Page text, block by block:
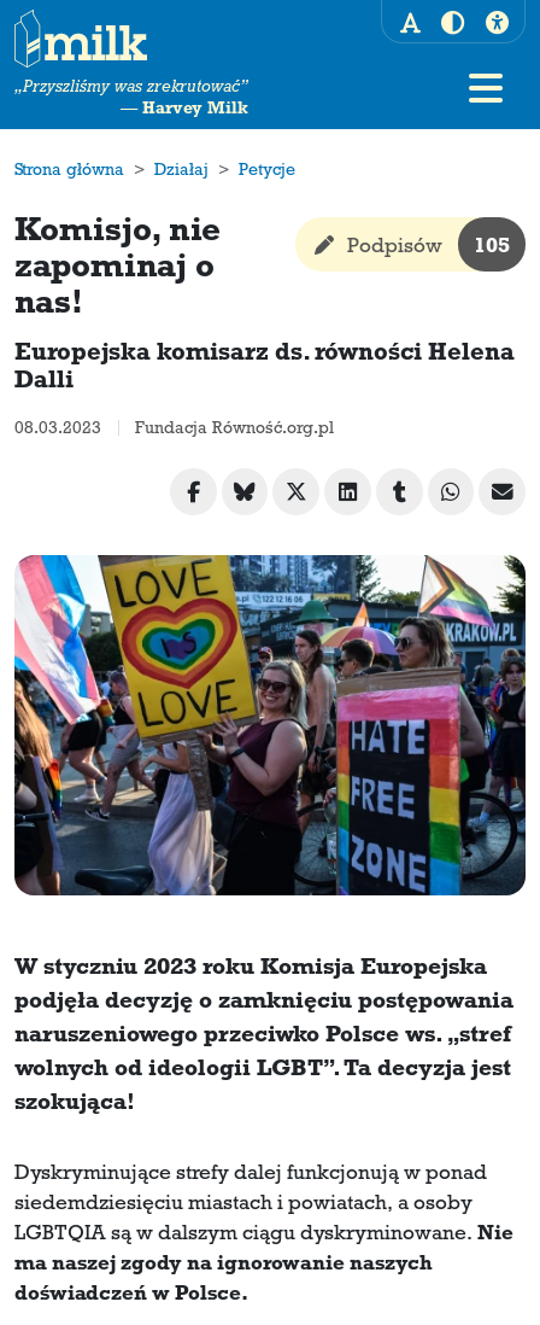
„Przyszliśmy was zrekrutować”
— Harvey Milk
Strona główna Działaj Petycje
Podpisów 105
Komisjo, nie
zapominaj o
nas!
Europejska komisarz ds. równości Helena
Dalli
08.03.2023 Fundacja Równość.org.pl
W styczniu 2023 roku Komisja Europejska
podjęła decyzję o zamknięciu postępowania
naruszeniowego przeciwko Polsce ws. „stref
wolnych od ideologii LGBT”. Ta decyzja jest
szokująca!
Dyskryminujące strefy dalej funkcjonują w ponad
siedemdziesięciu miastach i powiatach, a osoby
LGBTQIA są w dalszym ciągu dyskryminowane. Nie
ma naszej zgody na ignorowanie naszych
doświadczeń w Polsce.